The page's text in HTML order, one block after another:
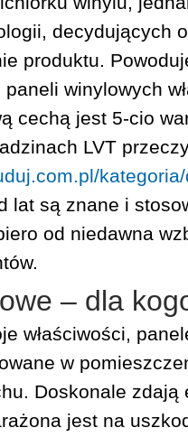
decydujących
produktu.
winylowych
cechą jest 5-cio
LVT
lat są znane i
od niedawna
– dla
właściwości,
w
Doskonale zdają
jest na